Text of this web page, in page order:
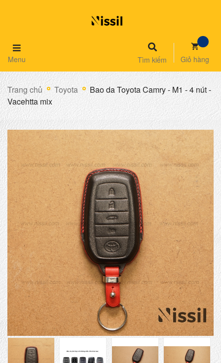
Menu Tìm kiếm Giỏ hàng
Trang chủ Toyota
Bao da Toyota Camry - M1 - 4 nút -
Vacehtta mix